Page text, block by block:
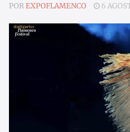
POR EXPOFLAMENCO 6